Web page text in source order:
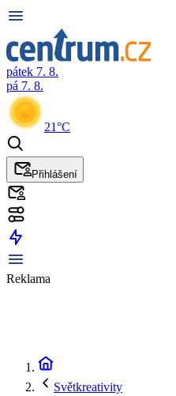
pátek 7. 8.
pá 7. 8.
21°C
Přihlášení
Reklama
Světkreativity